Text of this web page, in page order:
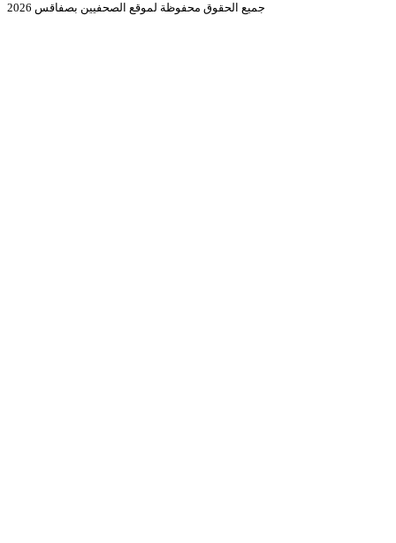
جميع الحقوق محفوظة لموقع الصحفيين بصفاقس 2026